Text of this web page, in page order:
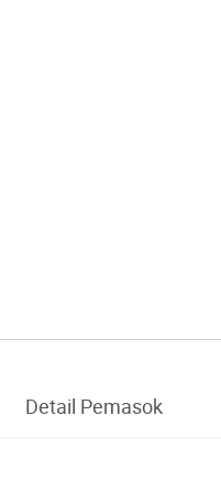
Detail Pemasok